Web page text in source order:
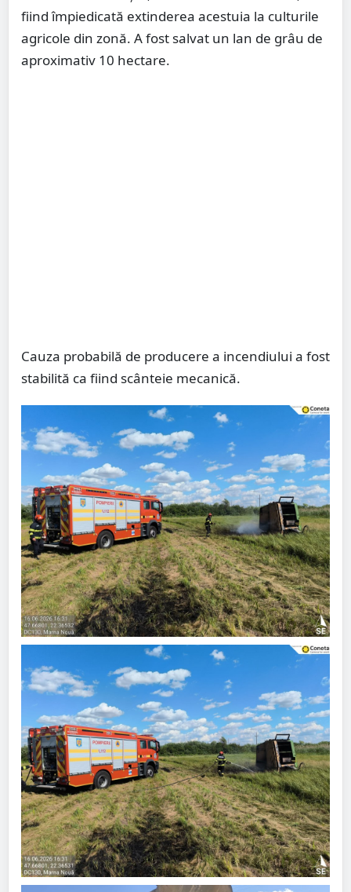
fiind împiedicată extinderea acestuia la culturile
agricole din zonă. A fost salvat un lan de grâu de
aproximativ 10 hectare.
Cauza probabilă de producere a incendiului a fost
stabilită ca fiind scânteie mecanică.